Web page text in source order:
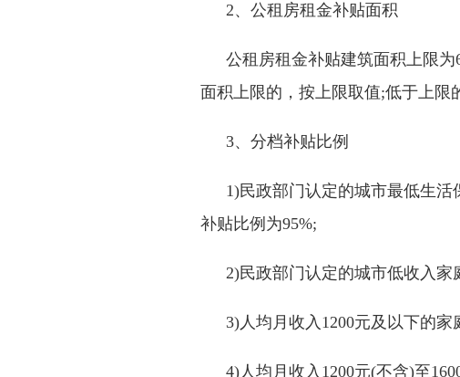
2、公租房租金补贴面积
公租房租金补贴建筑面积上限
面积上限的，按上限取值;低于上限
3、分档补贴比例
1)民政部门认定的城市最低生活
补贴比例为95%;
2)民政部门认定的城市低收入
3)人均月收入 1200元及以下的家
4)人均月收入 1200元(不含)至